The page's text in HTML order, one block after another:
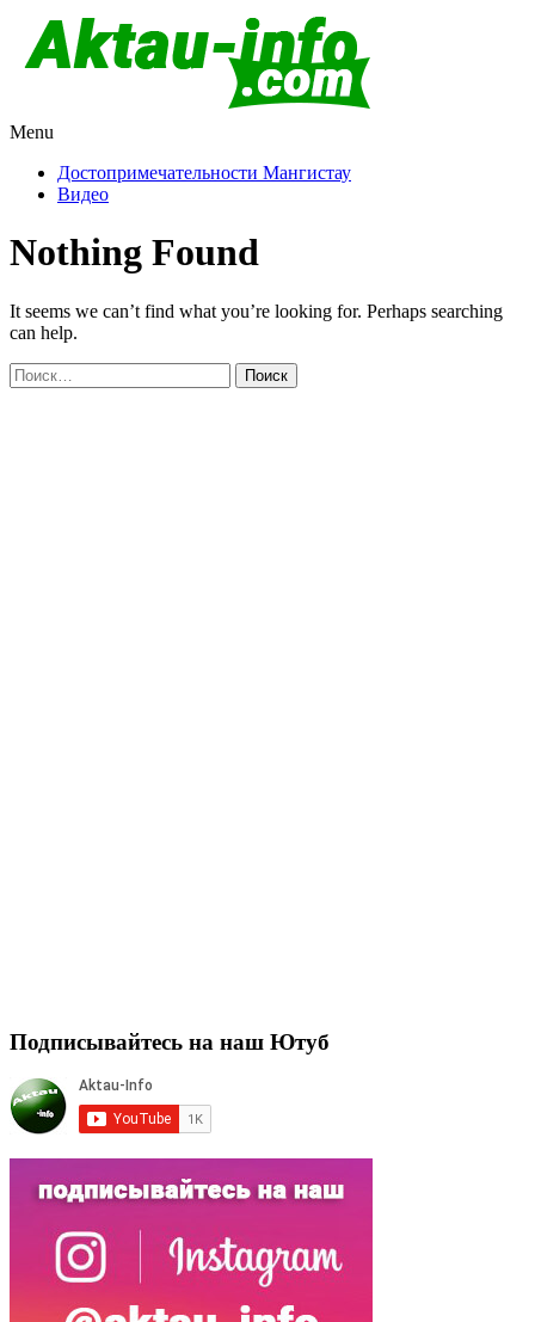
Казахстан
Menu
Достопримечательности Мангистау
Видео
Nothing Found
It seems we can’t find what you’re looking for. Perhaps searching
can help.
Найти:
Подписывайтесь на наш Ютуб